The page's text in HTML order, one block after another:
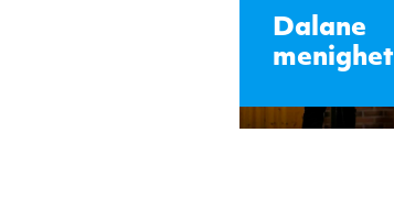
Dalane
menighet